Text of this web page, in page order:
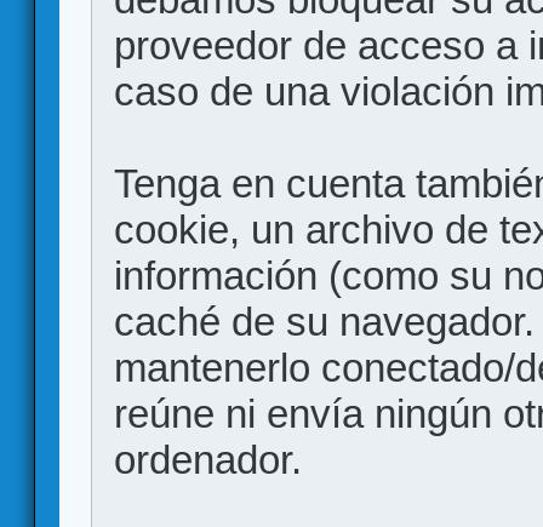
proveedor de acceso a
caso de una violación
Tenga en cuenta
cookie, un archivo de
información (como su
caché de su
mantenerlo conectado/
reúne ni envía ningún
ordenador.